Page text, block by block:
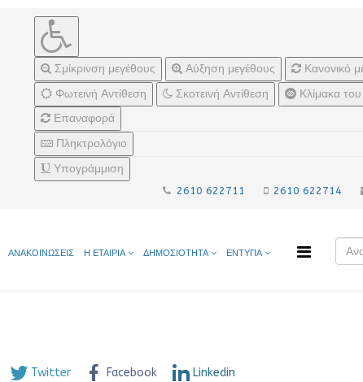
Σμίκρινση μεγέθους Αύξηση μεγέθους
Κανονικό
Φωτεινή Αντίθεση
Σκοτεινή Αντίθεση
Κλίμακα του
Επαναφορά
Πληκτρολόγιο
Υπογράμμιση
2610 622711 2610 622714
ΑΝΑΚΟΙΝΩΣΕΙΣ Η ΕΤΑΙΡΙΑ ΔΗΜΟΣΙΟΤΗΤΑ ΕΝΤΥΠΑ
Twitter Facebook Linkedin